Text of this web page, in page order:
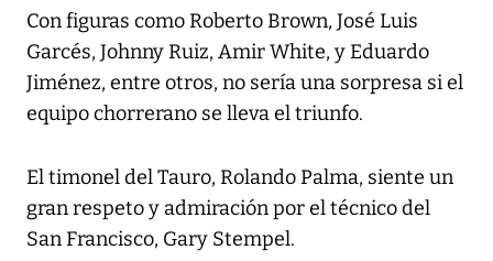
Con figuras como Roberto Brown, José Luis
Garcés, Johnny Ruiz, Amir White, y Eduardo
Jiménez, entre otros, no sería una sorpresa si el
equipo chorrerano se lleva el triunfo.
El timonel del Tauro, Rolando Palma, siente un
gran respeto y admiración por el técnico del
San Francisco, Gary Stempel.